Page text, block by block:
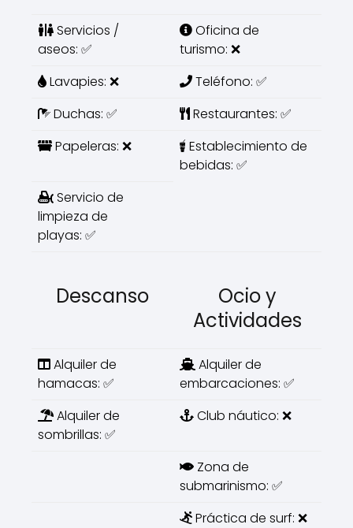
Servicios /
aseos: ✅
Oficina de
turismo: ❌
Lavapies: ❌
Teléfono: ✅
Duchas: ✅
Restaurantes: ✅
Papeleras: ❌
Establecimiento de
bebidas: ✅
Servicio de
limpieza de
playas: ✅
Descanso
Ocio y
Actividades
Alquiler de
hamacas: ✅
Alquiler de
embarcaciones: ✅
Alquiler de
sombrillas: ✅
Club náutico: ❌
Zona de
submarinismo: ✅
Práctica de surf: ❌